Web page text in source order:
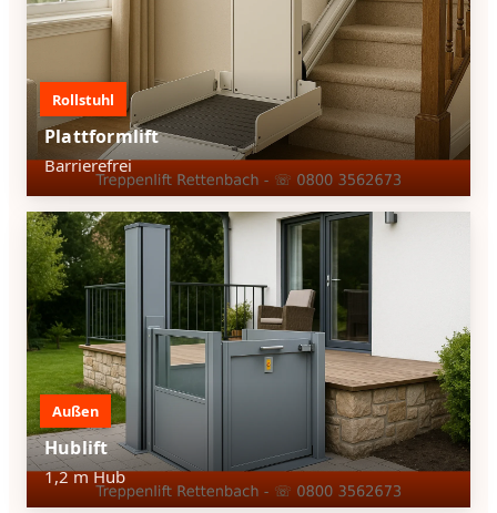
Rollstuhl
Plattformlift
Barrierefrei
Außen
Hublift
1,2 m Hub